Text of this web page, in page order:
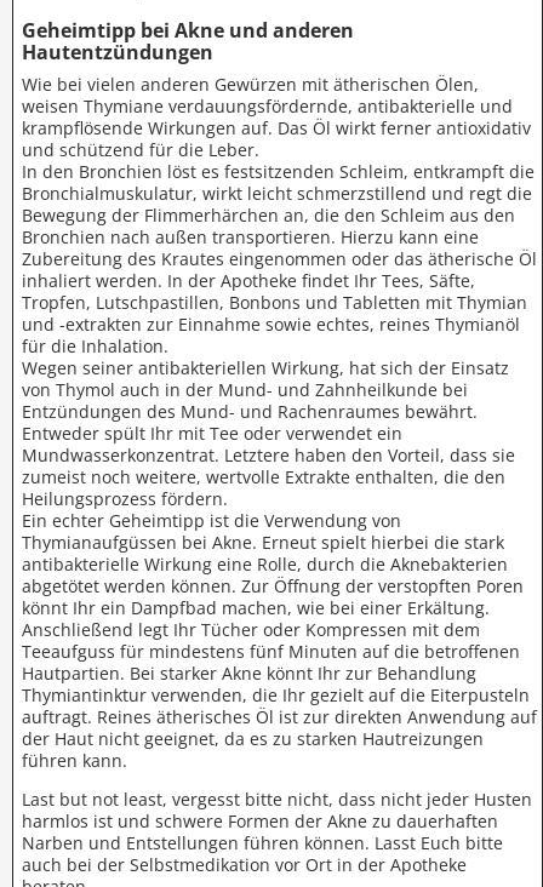
Geheimtipp bei Akne und anderen
Hautentzündungen
Wie bei vielen anderen Gewürzen mit ätherischen Ölen,
weisen Thymiane verdauungsfördernde, antibakterielle und
krampflösende Wirkungen auf. Das Öl wirkt ferner antioxidativ
und schützend für die Leber.
In den Bronchien löst es festsitzenden Schleim, entkrampft die
Bronchialmuskulatur, wirkt leicht schmerzstillend und regt die
Bewegung der Flimmerhärchen an, die den Schleim aus den
Bronchien nach außen transportieren. Hierzu kann eine
Zubereitung des Krautes eingenommen oder das ätherische Öl
inhaliert werden. In der Apotheke findet Ihr Tees, Säfte,
Tropfen, Lutschpastillen, Bonbons und Tabletten mit Thymian
und -extrakten zur Einnahme sowie echtes, reines Thymianöl
für die Inhalation.
Wegen seiner antibakteriellen Wirkung, hat sich der Einsatz
von Thymol auch in der Mund- und Zahnheilkunde bei
Entzündungen des Mund- und Rachenraumes bewährt.
Entweder spült Ihr mit Tee oder verwendet ein
Mundwasserkonzentrat. Letztere haben den Vorteil, dass sie
zumeist noch weitere, wertvolle Extrakte enthalten, die den
Heilungsprozess fördern.
Ein echter Geheimtipp ist die Verwendung von
Thymianaufgüssen bei Akne. Erneut spielt hierbei die stark
antibakterielle Wirkung eine Rolle, durch die Aknebakterien
abgetötet werden können. Zur Öffnung der verstopften Poren
könnt Ihr ein Dampfbad machen, wie bei einer Erkältung.
Anschließend legt Ihr Tücher oder Kompressen mit dem
Teeaufguss für mindestens fünf Minuten auf die betroffenen
Hautpartien. Bei starker Akne könnt Ihr zur Behandlung
Thymiantinktur verwenden, die Ihr gezielt auf die Eiterpusteln
auftragt. Reines ätherisches Öl ist zur direkten Anwendung auf
der Haut nicht geeignet, da es zu starken Hautreizungen
führen kann.
Last but not least, vergesst bitte nicht, dass nicht jeder Husten
harmlos ist und schwere Formen der Akne zu dauerhaften
Narben und Entstellungen führen können. Lasst Euch bitte
auch bei der Selbstmedikation vor Ort in der Apotheke